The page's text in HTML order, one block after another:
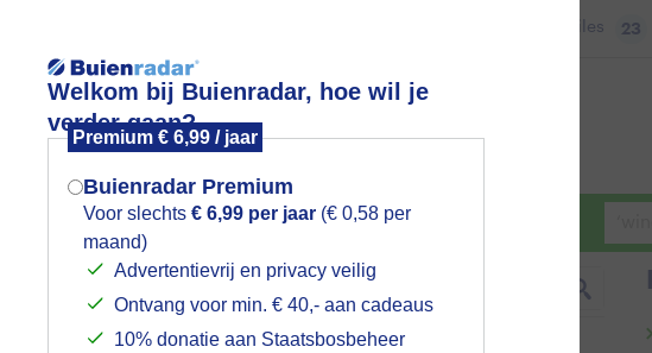
Welkom bij Buienradar, hoe wil je
verder gaan?
Premium € 6,99 / jaar
Buienradar Premium
Voor slechts € 6,99 per jaar (€ 0,58 per
maand)
Advertentievrij en privacy veilig
Ontvang voor min. € 40,- aan cadeaus
10% donatie aan Staatsbosbeheer
Files 23
Foto en video Weerzine
Mogen we je locatie gebruiken voor
het weer?